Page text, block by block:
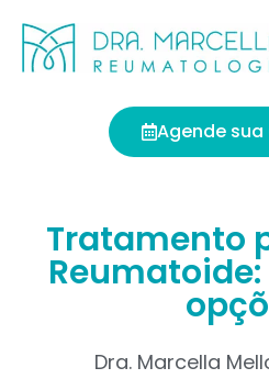
Agende
Tratamento
Dra. Marcella